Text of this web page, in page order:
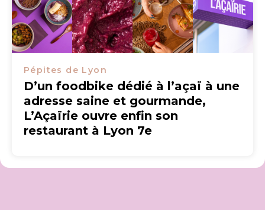
Pépites de Lyon
D’un foodbike dédié à l’açaï à une
adresse saine et gourmande,
L’Açaïrie ouvre enfin son
restaurant à Lyon 7e